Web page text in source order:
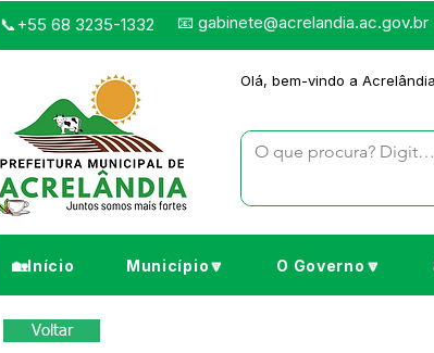
📞+55 68 3235-1332 📧 gabinete@acrelandia.ac.gov.br
Olá, bem-vindo a
🏡Início Município🔽 O Governo🔽
Voltar